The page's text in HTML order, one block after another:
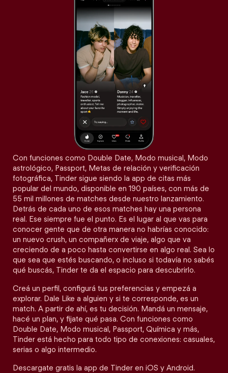
Con funciones como Double Date, Modo musical, Modo
astrológico, Passport, Metas de relación y verificación
fotográfica, Tinder sigue siendo la app de citas más
popular del mundo, disponible en 190 países, con más de
55 mil millones de matches desde nuestro lanzamiento.
Detrás de cada uno de esos matches hay una persona
real. Ese siempre fue el punto. Es el lugar al que vas para
conocer gente que de otra manera no habrías conocido:
un nuevo crush, un compañerx de viaje, algo que va
creciendo de a poco hasta convertirse en algo real. Sea lo
que sea que estés buscando, o incluso si todavía no sabés
qué buscás, Tinder te da el espacio para descubrirlo.
Creá un perfil, configurá tus preferencias y empezá a
explorar. Dale Like a alguien y si te corresponde, es un
match. A partir de ahí, es tu decisión. Mandá un mensaje,
hacé un plan, y fijate qué pasa. Con funciones como
Double Date, Modo musical, Passport, Química y más,
Tinder está hecho para todo tipo de conexiones: casuales,
serias o algo intermedio.
Descargate gratis la app de Tinder en iOS y Android.